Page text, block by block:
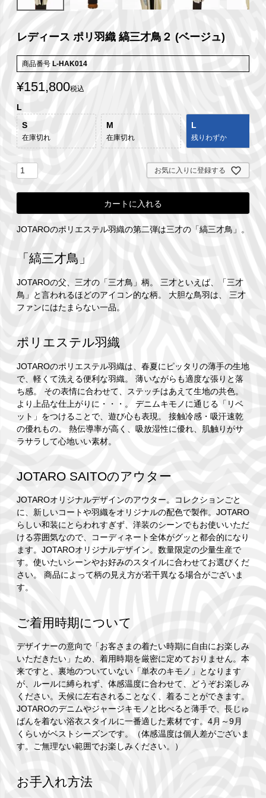
レディース ポリ羽織 縞三才鳥２ (ベージュ)
商品番号 L-HAK014
¥151,800税込
L
S
在庫切れ
M
在庫切れ
L
残りわずか
お気に入りに登録する
カートに入れる
JOTAROのポリエステル羽織の第二弾は三才の「縞三才鳥」。
「縞三才鳥」
JOTAROの父、三才の「三才鳥」柄。 三才といえば、「三才
鳥」と言われるほどのアイコン的な柄。 大胆な鳥羽は、 三才
ファンにはたまらない一品。
ポリエステル羽織
JOTAROのポリエステル羽織は、春夏にピッタリの薄手の生地
で、軽くて洗える便利な羽織。 薄いながらも適度な張りと落
ち感。 その表情に合わせて、ステッチはあえて生地の共色。
より上品な仕上がりに・・・。 デニムキモノに通じる「リベ
ット」をつけることで、遊び心も表現。 接触冷感・吸汗速乾
の優れもの。 熱伝導率が高く、吸放湿性に優れ、肌触りがサ
ラサラして心地いい素材。
JOTARO SAITOのアウター
JOTAROオリジナルデザインのアウター。コレクションごと
に、新しいコートや羽織をオリジナルの配色で製作。JOTARO
らしい和装にとらわれすぎず、洋装のシーンでもお使いいただ
ける雰囲気なので、コーディネート全体がグッと都会的になり
ます。JOTAROオリジナルデザイン。数量限定の少量生産で
す。使いたいシーンやお好みのスタイルに合わせてお選びくだ
さい。 商品によって柄の見え方が若干異なる場合がございま
す。
ご着用時期について
デザイナーの意向で「お客さまの着たい時期に自由にお楽しみ
いただきたい」ため、着用時期を厳密に定めておりません。本
来ですと、裏地のついていない「単衣のキモノ」となります
が、ルールに縛られず、体感温度に合わせて、どうぞお楽しみ
ください。天候に左右されることなく、着ることができます。
JOTAROのデニムやジャージキモノと比べると薄手で、長じゅ
ばんを着ない浴衣スタイルに一番適した素材です。4月～9月
くらいがベストシーズンです。（体感温度は個人差がございま
す。ご無理ない範囲でお楽しみください。）
お手入れ方法